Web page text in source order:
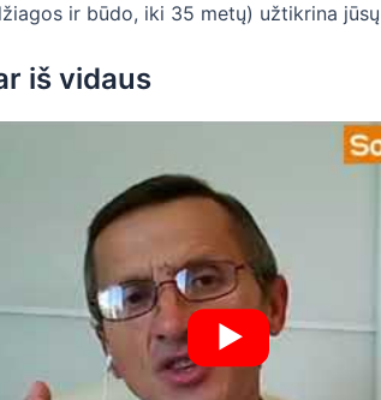
ir būdo, iki 35 metų) užtikrina
iš vidaus